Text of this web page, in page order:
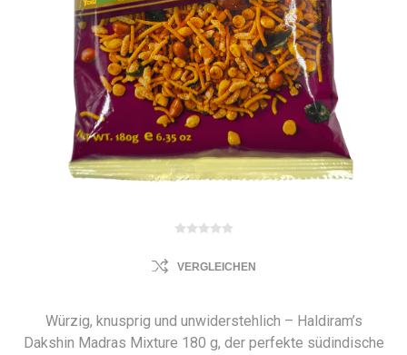
VERGLEICHEN
Würzig, knusprig und unwiderstehlich – Haldiram’s
Dakshin Madras Mixture 180 g, der perfekte südindische